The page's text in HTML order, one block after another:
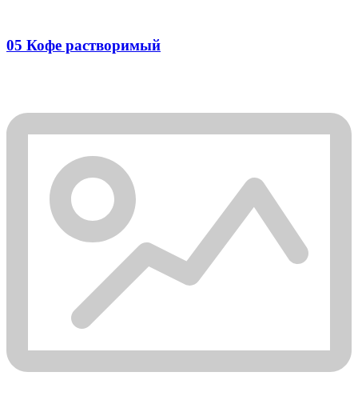
05 Кофе растворимый